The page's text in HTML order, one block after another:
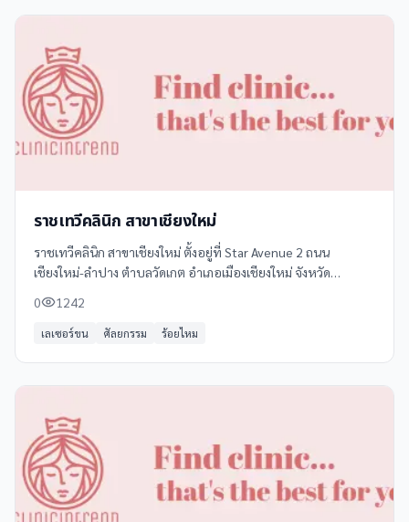
ราชเทวีคลินิก สาขาเชียงใหม่
ราชเทวีคลินิก สาขาเชียงใหม่ ตั้งอยู่ที่ Star Avenue 2 ถนน
เชียงใหม่-ลำปาง ตำบลวัดเกต อำเภอเมืองเชียงใหม่ จังหวัด
เชี่ยวชาญ
0 1242
เลเซอร์ขน ศัลยกรรม ร้อยไหม